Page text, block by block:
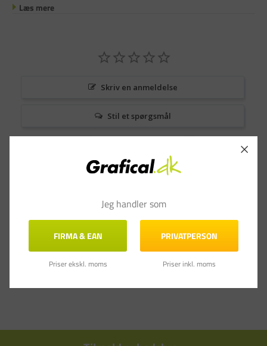
Læs mere
Skriv en anmeldelse
Stil et spørgsmål
Jeg handler som
FIRMA & EAN
Priser ekskl. moms
PRIVATPERSON
Priser inkl. moms